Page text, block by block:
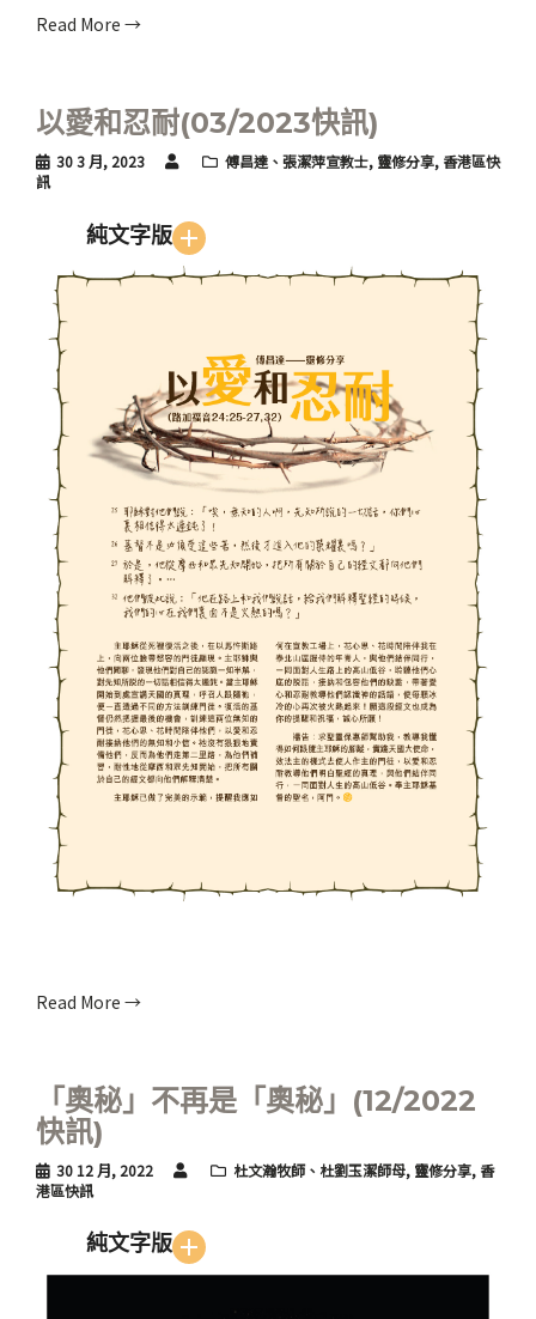
Read More →
以愛和忍耐(03/2023快訊)
30 3 月, 2023 傅昌達、張潔萍宣教士, 靈修分享, 香港區快
訊
純文字版
Read More →
「奧秘」不再是「奧秘」(12/2022
快訊)
30 12 月, 2022 杜文瀚牧師、杜劉玉潔師母, 靈修分享, 香
港區快訊
純文字版